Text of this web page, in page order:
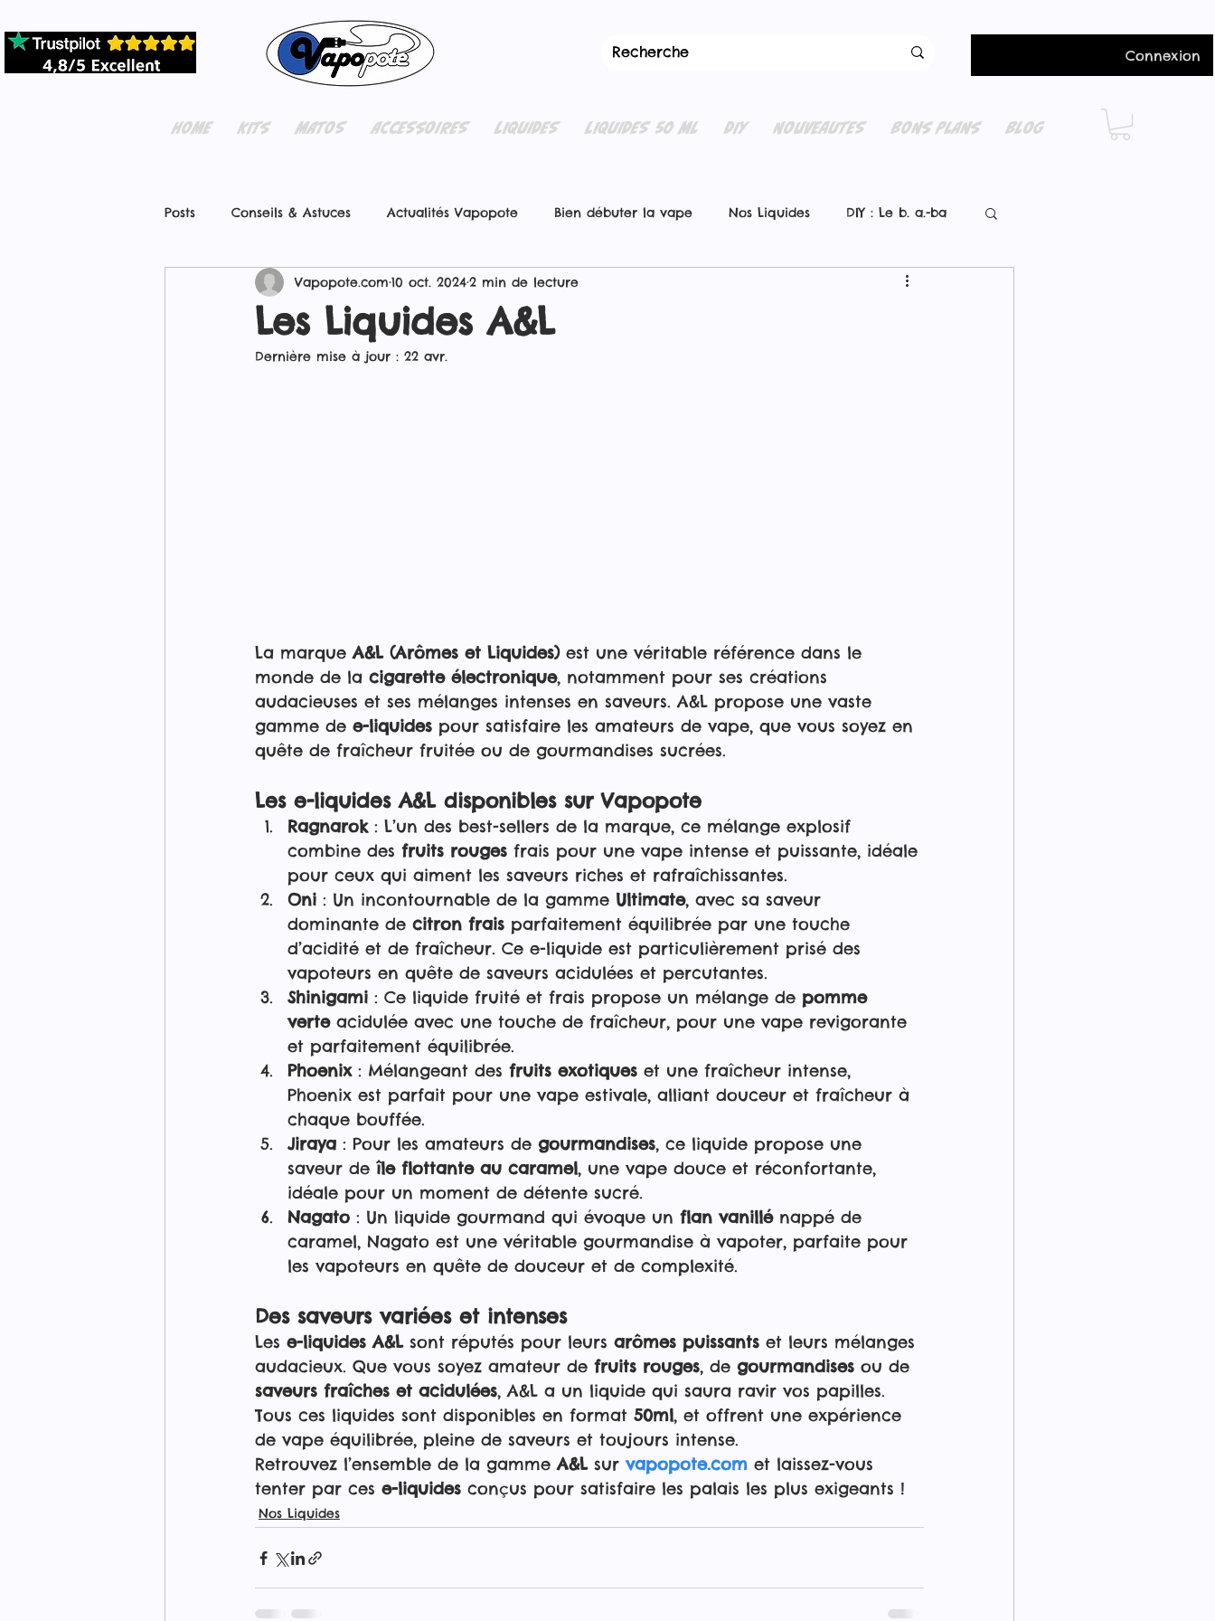
Connexion
HOME KITS MATOS ACCESSOIRES LIQUIDES LIQUIDES 50 ML DIY NOUVEAUTES BONS PLANS BLOG
Posts Conseils & Astuces Actualités Vapopote Bien débuter la vape Nos Liquides DIY : Le b. a.-ba
Les Liquides A&L
Vapopote.com 10 oct. 20242 min de lecture
Dernière mise à jour : 22 avr.
La marque A&L (Arômes et Liquides) est une véritable référence dans le
monde de la cigarette électronique, notamment pour ses créations
audacieuses et ses mélanges intenses en saveurs. A&L propose une vaste
gamme de e-liquides pour satisfaire les amateurs de vape, que vous soyez en
quête de fraîcheur fruitée ou de gourmandises sucrées.
Les e-liquides A&L disponibles sur Vapopote
Ragnarok : L’un des best-sellers de la marque, ce mélange explosif
combine des fruits rouges frais pour une vape intense et puissante, idéale
pour ceux qui aiment les saveurs riches et rafraîchissantes.
Oni : Un incontournable de la gamme Ultimate, avec sa saveur
dominante de citron frais parfaitement équilibrée par une touche
d’acidité et de fraîcheur. Ce e-liquide est particulièrement prisé des
vapoteurs en quête de saveurs acidulées et percutantes.
Shinigami : Ce liquide fruité et frais propose un mélange de pomme
verte acidulée avec une touche de fraîcheur, pour une vape revigorante
et parfaitement équilibrée.
Phoenix : Mélangeant des fruits exotiques et une fraîcheur intense,
Phoenix est parfait pour une vape estivale, alliant douceur et fraîcheur à
chaque bouffée.
Jiraya : Pour les amateurs de gourmandises, ce liquide propose une
saveur de île flottante au caramel, une vape douce et réconfortante,
idéale pour un moment de détente sucré.
Nagato : Un liquide gourmand qui évoque un flan vanillé nappé de
caramel, Nagato est une véritable gourmandise à vapoter, parfaite pour
les vapoteurs en quête de douceur et de complexité.
Des saveurs variées et intenses
Les e-liquides A&L sont réputés pour leurs arômes puissants et leurs mélanges
audacieux. Que vous soyez amateur de fruits rouges, de gourmandises ou de
saveurs fraîches et acidulées, A&L a un liquide qui saura ravir vos papilles.
Tous ces liquides sont disponibles en format 50ml, et offrent une expérience
de vape équilibrée, pleine de saveurs et toujours intense.
Retrouvez l’ensemble de la gamme A&L sur vapopote.com et laissez-vous
tenter par ces e-liquides conçus pour satisfaire les palais les plus exigeants !
Nos Liquides